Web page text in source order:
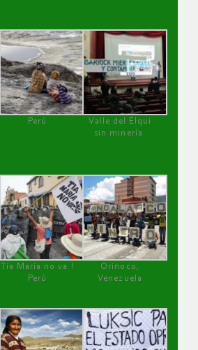
Perú
Valle del Elqui
sin minería.
Tía María no va !
Perú
Orinoco,
Venezuela